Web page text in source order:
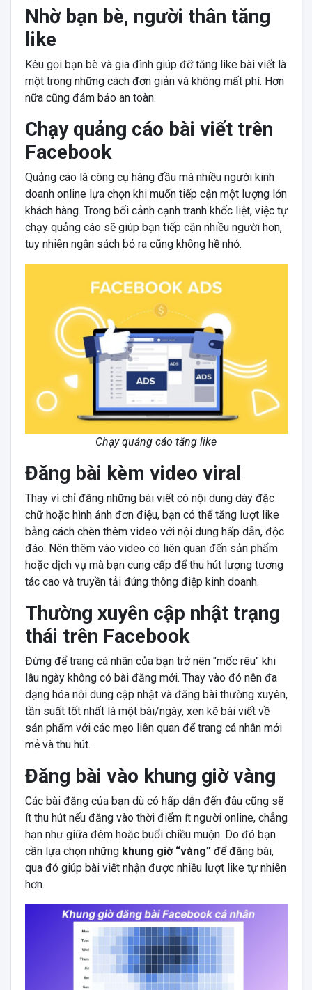
Nhờ bạn bè, người thân tăng
like
Kêu gọi bạn bè và gia đình giúp đỡ tăng like bài viết là
một trong những cách đơn giản và không mất phí. Hơn
nữa cũng đảm bảo an toàn.
Chạy quảng cáo bài viết trên
Facebook
Quảng cáo là công cụ hàng đầu mà nhiều người kinh
doanh online lựa chọn khi muốn tiếp cận một lượng lớn
khách hàng. Trong bối cảnh cạnh tranh khốc liệt, việc tự
chạy quảng cáo sẽ giúp bạn tiếp cận nhiều người hơn,
tuy nhiên ngân sách bỏ ra cũng không hề nhỏ.
Chạy quảng cáo tăng like
Đăng bài kèm video viral
Thay vì chỉ đăng những bài viết có nội dung dày đặc
chữ hoặc hình ảnh đơn điệu, bạn có thể tăng lượt like
bằng cách chèn thêm video với nội dung hấp dẫn, độc
đáo. Nên thêm vào video có liên quan đến sản phẩm
hoặc dịch vụ mà bạn cung cấp để thu hút lượng tương
tác cao và truyền tải đúng thông điệp kinh doanh.
Thường xuyên cập nhật trạng
thái trên Facebook
Đừng để trang cá nhân của bạn trở nên "mốc rêu" khi
lâu ngày không có bài đăng mới. Thay vào đó nên đa
dạng hóa nội dung cập nhật và đăng bài thường xuyên,
tần suất tốt nhất là một bài/ngày, xen kẽ bài viết về
sản phẩm với các mẹo liên quan để trang cá nhân mới
mẻ và thu hút.
Đăng bài vào khung giờ vàng
Các bài đăng của bạn dù có hấp dẫn đến đâu cũng sẽ
ít thu hút nếu đăng vào thời điểm ít người online, chẳng
hạn như giữa đêm hoặc buổi chiều muộn. Do đó bạn
cần lựa chọn những khung giờ “vàng”để đăng bài,
qua đó giúp bài viết nhận được nhiều lượt like tự nhiên
hơn.